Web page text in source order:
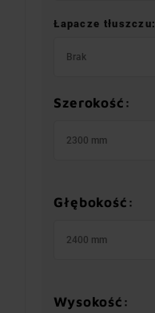
Łapacze tłuszczu:
Brak
Szerokość:
2300 mm
Głębokość:
2400 mm
Wysokość: